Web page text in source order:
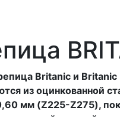
Britanic и Britanic
из оцинкованной
мм (Z225-Z275),